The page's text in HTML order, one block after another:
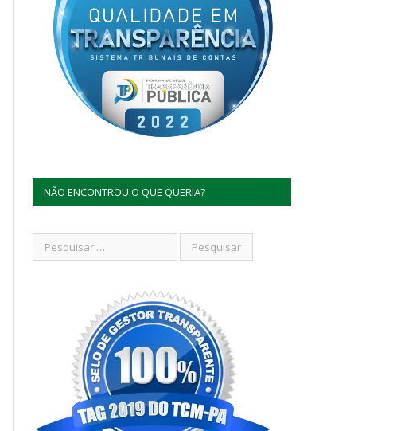
NÃO ENCONTROU O QUE QUERIA?